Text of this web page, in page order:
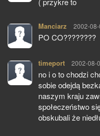
Manciarz pisze:
2002-
PO CO????????
timeport pisze:
2002-08-
no i o to chodzi
sobie odejdą
naszym kraju
społeczeństwo
obskubali że